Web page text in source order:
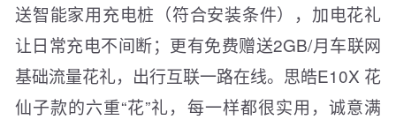
送智能家用充电桩（符合安装条件），加电花礼
让日常充电不间断；更有免费赠送2GB/月车联网
基础流量花礼，出行互联一路在线。思皓E10X 花
仙子款的六重“花”礼，每一样都很实用，诚意满